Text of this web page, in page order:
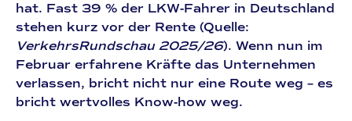
hat. Fast 39 % der LKW-Fahrer in Deutschland
stehen kurz vor der Rente (Quelle:
VerkehrsRundschau 2025/26). Wenn nun im
Februar erfahrene Kräfte das Unternehmen
verlassen, bricht nicht nur eine Route weg – es
bricht wertvolles Know-how weg.